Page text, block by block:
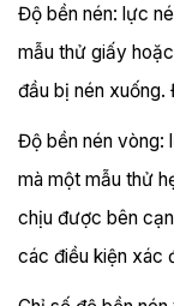
Độ bền nén: lực
mẫu thử giấy
đầu bị nén
Độ bền nén vòng:
mà một mẫu thử
chịu được bên
các điều kiện xác